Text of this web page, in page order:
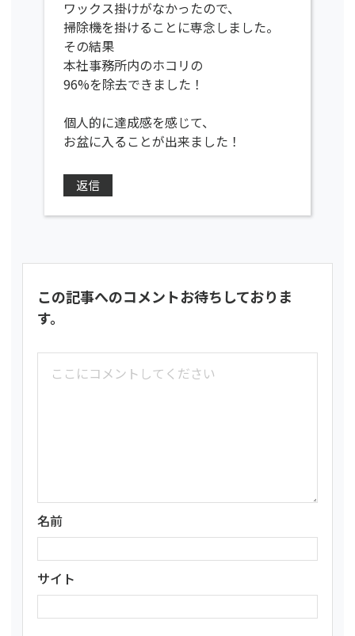
ワックス掛けがなかったので、
掃除機を掛けることに専念しました。
その結果
本社事務所内のホコリの
96%を除去できました！
個人的に達成感を感じて、
お盆に入ることが出来ました！
返信
この記事へのコメントお待ちしておりま
す。
名前
サイト